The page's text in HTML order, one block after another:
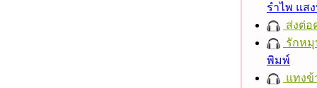
รำไพ แส
ส่งต่อ
รักห
พิมพ์
แทงข้